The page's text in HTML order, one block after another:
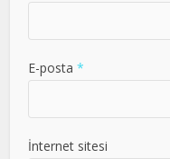
E-posta*
İnternet sitesi